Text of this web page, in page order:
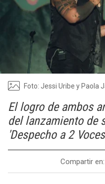
Foto: Jessi Uribe y Paola
El logro de ambos
del lanzamiento de
'Despecho a 2
Compartir en: